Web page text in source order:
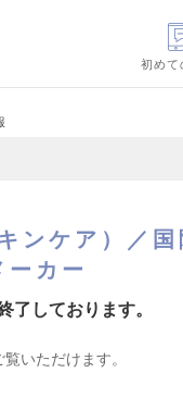
初めて
ンケア）／
ーカー
了しております。
いただけます。